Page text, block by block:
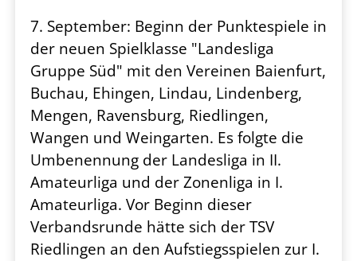
7. September: Beginn der Punktespiele in
der neuen Spielklasse "Landesliga
Gruppe Süd" mit den Vereinen Baienfurt,
Buchau, Ehingen, Lindau, Lindenberg,
Mengen, Ravensburg, Riedlingen,
Wangen und Weingarten. Es folgte die
Umbenennung der Landesliga in II.
Amateurliga und der Zonenliga in I.
Amateurliga. Vor Beginn dieser
Verbandsrunde hätte sich der TSV
Riedlingen an den Aufstiegsspielen zur I.